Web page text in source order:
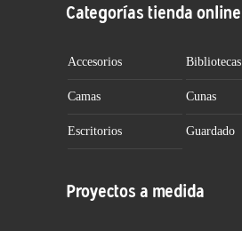
Categorías tienda online
Accesorios Bibliotecas
Camas Cunas
Escritorios Guardado
Proyectos a medida